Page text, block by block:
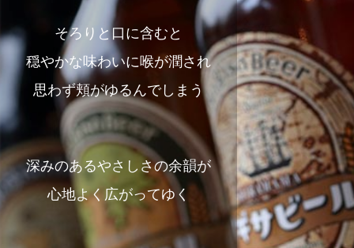
そろりと口に含むと
穏やかな味わいに喉が潤され
思わず頬がゆるんでしまう
深みのあるやさしさの余韻が
心地よく広がってゆく